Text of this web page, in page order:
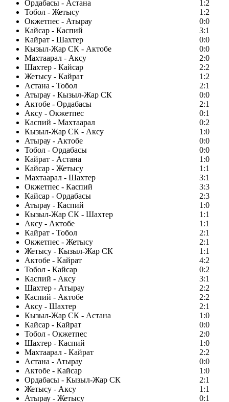
Ордабасы - Астана
1:2
Тобол - Жетысу
1:2
Окжетпес - Атырау
0:0
Кайсар - Каспий
3:1
Кайрат - Шахтер
0:0
Кызыл-Жар СК - Актобе
0:0
Махтаарал - Аксу
2:0
Шахтер - Кайсар
2:2
Жетысу - Кайрат
1:2
Астана - Тобол
2:1
Атырау - Кызыл-Жар СК
0:0
Актобе - Ордабасы
2:1
Аксу - Окжетпес
0:1
Каспий - Махтаарал
0:2
Кызыл-Жар СК - Аксу
1:0
Атырау - Актобе
0:0
Тобол - Ордабасы
0:0
Кайрат - Астана
1:0
Кайсар - Жетысу
1:1
Махтаарал - Шахтер
3:1
Окжетпес - Каспий
3:3
Кайсар - Ордабасы
2:3
Атырау - Каспий
1:0
Кызыл-Жар СК - Шахтер
1:1
Аксу - Актобе
1:1
Кайрат - Тобол
2:1
Окжетпес - Жетысу
2:1
Жетысу - Кызыл-Жар СК
1:1
Актобе - Кайрат
4:2
Тобол - Кайсар
0:2
Каспий - Аксу
3:1
Шахтер - Атырау
2:2
Каспий - Актобе
2:2
Аксу - Шахтер
2:1
Кызыл-Жар СК - Астана
1:0
Кайсар - Кайрат
0:0
Тобол - Окжетпес
2:0
Шахтер - Каспий
1:0
Махтаарал - Кайрат
2:2
Астана - Атырау
0:0
Актобе - Кайсар
1:0
Ордабасы - Кызыл-Жар СК
2:1
Жетысу - Аксу
1:1
Атырау - Жетысу
0:1